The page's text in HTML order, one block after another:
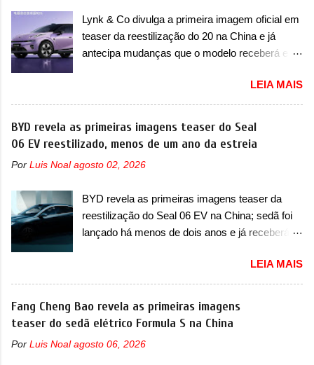
Strada fez. Mais do que isso: ela é a prova viva
que time que está ganhando se mexe sim. Ao
longo da sua história, ela...
ganhava uma nova geração feita do zero,
apelidada de "Bolinha" por suas formas
arredondadas. Além do Gol, outro Volkswagen
versão hatchback do Logus que chegava
depois de um ano de atraso. A invasão de 1994
foi marcava pelos franceses, alemães,
japoneses e coreanos que chegaram
arrancando corações em nosso mercado. Os
vendas em 1994 foram o Renault R19 que
vinha em 3 versões de carroceria, sendo duas
do hatch e o sedan, a famosa Kia Besta, o Vol...
Lynk & Co divulga a primeira imagem oficial em
teaser da reestilização do 20 na China e já
antecipa mudanças que o modelo receberá em
apresentar na China as primeiras mudanças
para o Z20, um misto de hatch com SUV que é
vendido no mercado chinês desde o
lançamento, em 2024. Agora, o modelo passará
mudará de nome. Vendido na Europa como 02
vendido na China apenas como ‘20’. Junto das
mudanças visuais, a marca confirmou que ele
pode ser um dos primeiros produtos da
Chamado de ’16 em 1’, também chamado de
Thunder, ele apresenta uma melhoria de
eficiência térmica e integra 12 elementos de
hardware. Entre eles, motor elétrico, controlador
de motor, redutor, conversor CC-CC, OBC,
LEIA MAIS
BYD revela as primeiras imagens teaser do Seal
06 EV reestilizado, menos de um ano da estreia
Por Luis Noal agosto 02, 2026
BYD revela as primeiras imagens teaser da
reestilização do Seal 06 EV na China; sedã foi
lançado há menos de dois anos e já receberá a
primeiras imagens teaser de uma mudança
visual para um dos seus menores sedãs
elétricos na China, pertencente à linha Ocean.
Trata-se do Seal 06 EV, lançado no segundo
O modelo agora passará a ser vendido com
LEIA MAIS
Fang Cheng Bao revela as primeiras imagens
teaser do sedã elétrico Formula S na China
Por Luis Noal agosto 06, 2026